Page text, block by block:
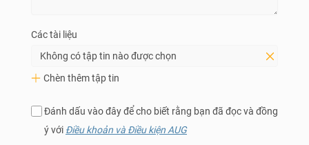
Các tài liệu
Không có tập tin nào được chọn
Chèn thêm tập tin
Đánh dấu vào đây để cho biết rằng bạn đã đọc và đồng
ý với Điều khoản và Điều kiện AUG